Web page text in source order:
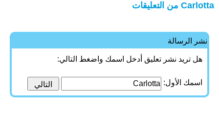
Carlotta من التعليقات
نشر الرسالة
هل تريد نشر تعليق أدخل اسمك واضغط التالي:
اسمك الأول: